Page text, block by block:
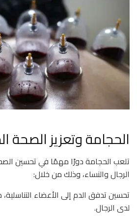
الحجامة وتعزيز الصحة
تلعب الحجامة دورًا مهمًا في تحسين
الرجال والنساء، وذلك من خلال:
تحسين تدفق الدم إلى الأعضاء التناسلية،
لدى الرجال.